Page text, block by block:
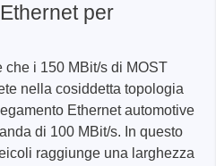
per
che i 150 MBit/s di MOST
nella cosiddetta topologia
Ethernet automotive
di 100 MBit/s. In questo
raggiunge una larghezza